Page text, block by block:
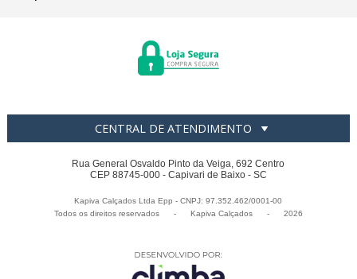
CENTRAL DE ATENDIMENTO
Rua General Osvaldo Pinto da Veiga, 692 Centro
CEP 88745-000 - Capivari de Baixo - SC
Kapiva Calçados Ltda Epp - CNPJ: 97.352.462/0001-00
Todos os direitos reservados
- Kapiva Calçados - 2026